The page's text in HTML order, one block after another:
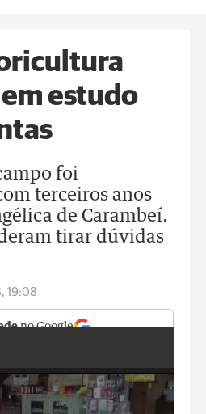
estudo
foi
terceiros anos
de Carambeí.
tirar dúvidas
19:08
no Google